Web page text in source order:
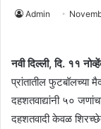
Admin
नवी दिल्ली, दि. ११
प्रांतातील
दहशतवाद्यांनी ५०
दहशतवादी केवळ